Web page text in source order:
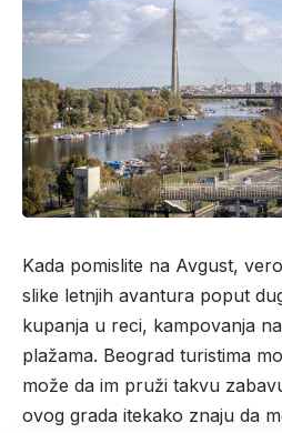
Kada pomislite na Avgust,
slike letnjih avantura poput
kupanja u reci, kampovanja
plažama. Beograd turistima
može da im pruži takvu
ovog grada itekako znaju da